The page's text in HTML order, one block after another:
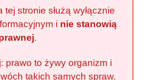
tej stronie służą wyłącznie
i nie stanowią
.
prawo to żywy organizm i
takich samych spraw.